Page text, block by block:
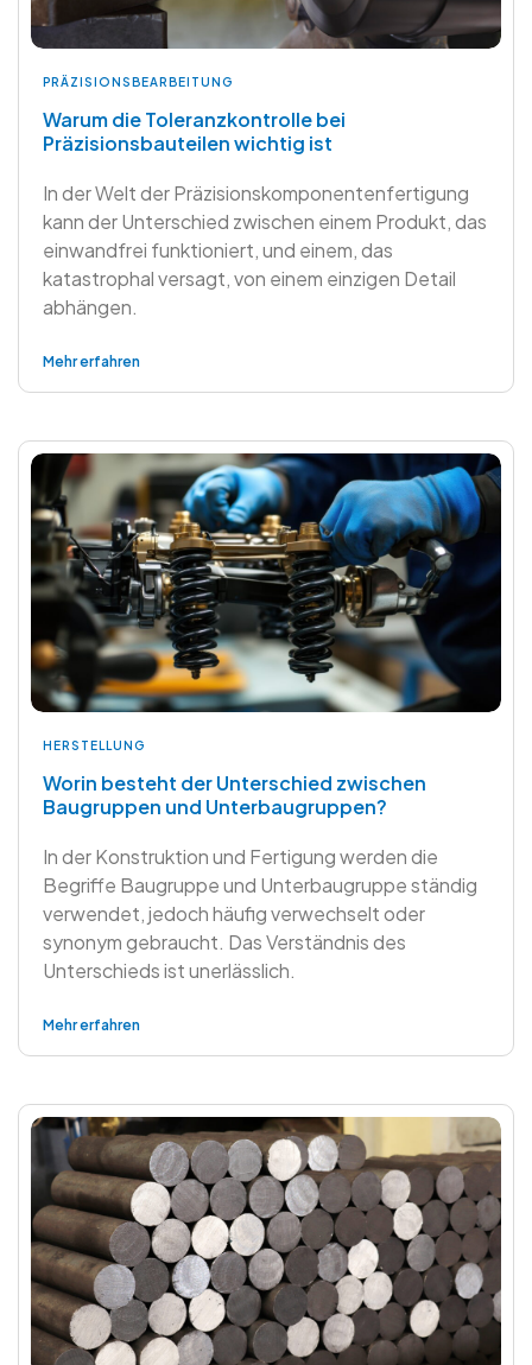
PRÄZISIONSBEARBEITUNG
Warum die Toleranzkontrolle bei
Präzisionsbauteilen wichtig ist
In der Welt der Präzisionskomponentenfertigung
kann der Unterschied zwischen einem Produkt, das
einwandfrei funktioniert, und einem, das
katastrophal versagt, von einem einzigen Detail
abhängen.
Mehr erfahren
HERSTELLUNG
Worin besteht der Unterschied zwischen
Baugruppen und Unterbaugruppen?
In der Konstruktion und Fertigung werden die
Begriffe Baugruppe und Unterbaugruppe ständig
verwendet, jedoch häufig verwechselt oder
synonym gebraucht. Das Verständnis des
Unterschieds ist unerlässlich.
Mehr erfahren